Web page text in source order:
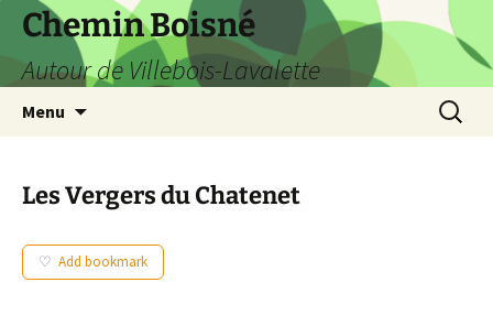
Aller
contenu
Chemin Boisné
Autour de Villebois-Lavalette
Menu
Les Vergers du Chatenet
Add bookmark